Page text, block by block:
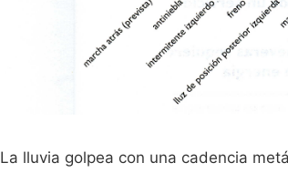
La lluvia golpea con una cadencia